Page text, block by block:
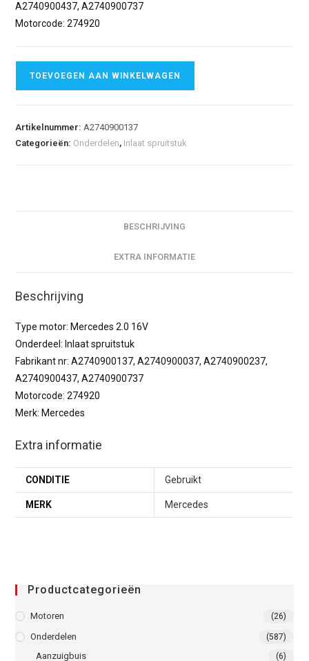
A2740900437, A2740900737
Motorcode: 274920
TOEVOEGEN AAN WINKELWAGEN
Artikelnummer:A2740900137
Categorieën: Onderdelen, Inlaat spruitstuk
BESCHRIJVING
EXTRA INFORMATIE
Beschrijving
Type motor: Mercedes 2.0 16V
Onderdeel: Inlaat spruitstuk
Fabrikant nr: A2740900137, A2740900037, A2740900237,
A2740900437, A2740900737
Motorcode: 274920
Merk: Mercedes
Extra informatie
CONDITIE Gebruikt
MERK Mercedes
Productcategorieën
Motoren (26)
Onderdelen (587)
Aanzuigbuis (6)